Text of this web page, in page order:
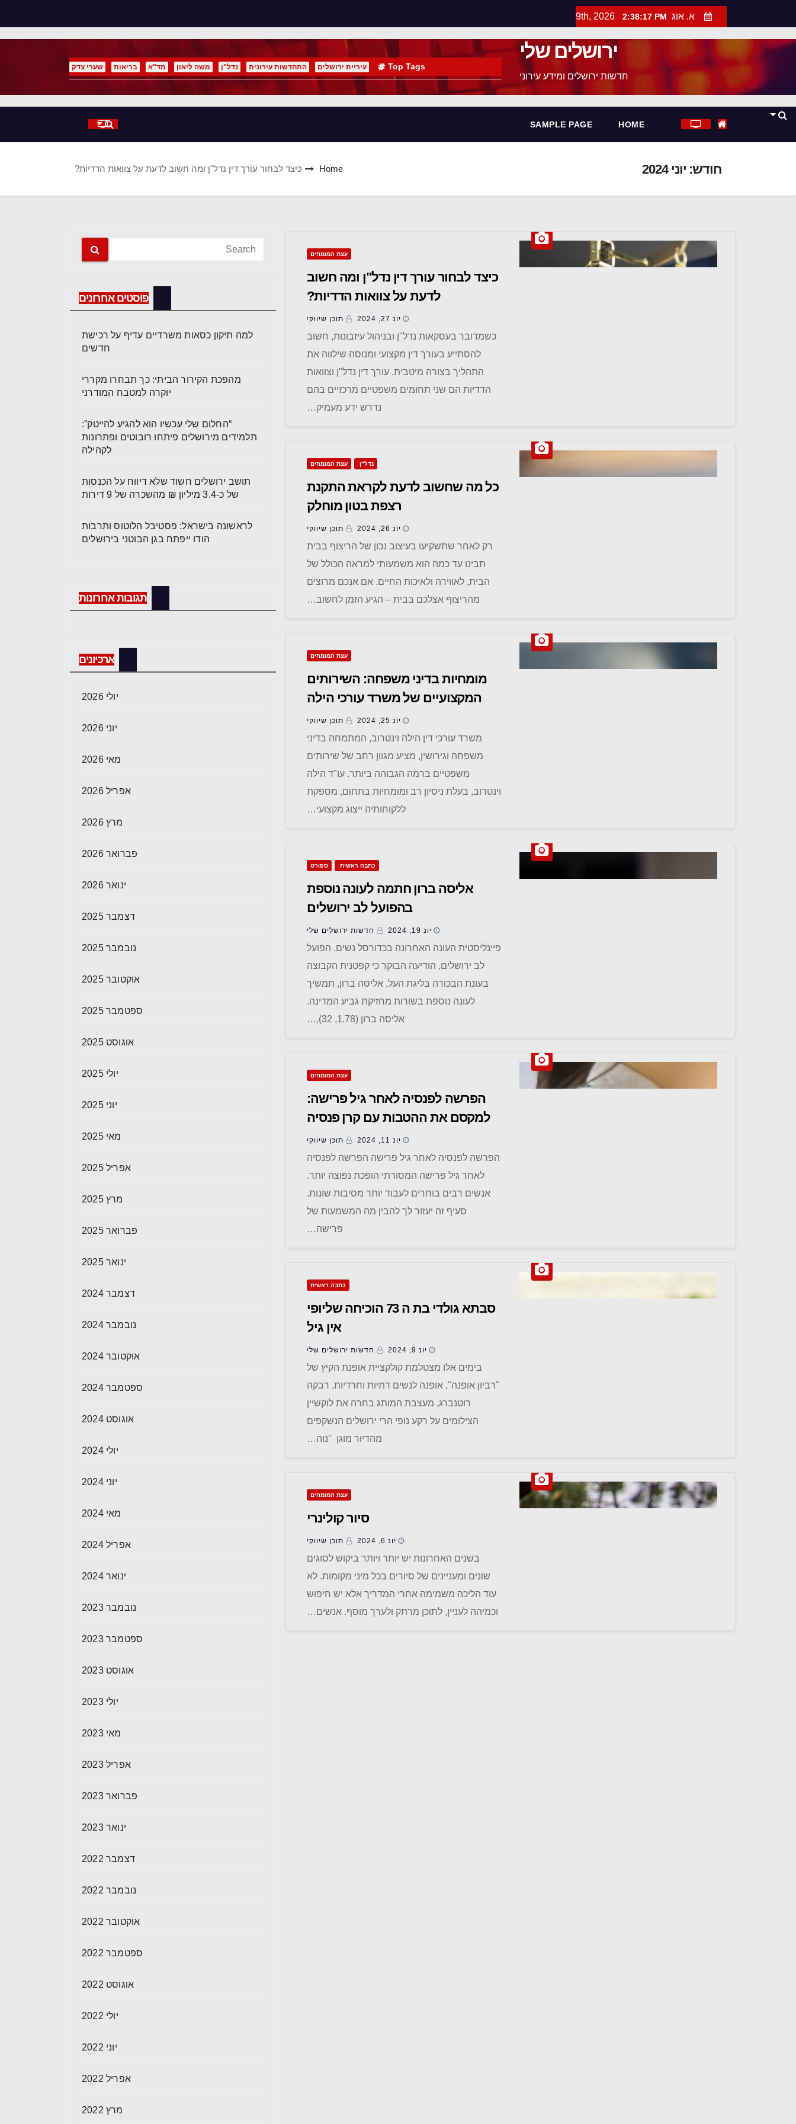
א. אוג 9th, 2026 2:38:18 PM
ירושלים שלי
חדשות ירושלים ומידע עירוני
Top Tags עיריית ירושלים התחדשות עירונית נדל"ן משה ליאון מד"א בריאות שערי צדק
HOME
SAMPLE PAGE
חודש: יוני 2024 Home כיצד לבחור עורך דין נדל"ן ומה חשוב לדעת על צוואות הדדיות?
עצת המומחים
כיצד לבחור עורך דין נדל"ן ומה חשוב
לדעת על צוואות הדדיות?
יונ 27, 2024 תוכן שיווקי
כשמדובר בעסקאות נדל"ן ובניהול עיזבונות, חשוב
להסתייע בעורך דין מקצועי ומנוסה שילווה את
התהליך בצורה מיטבית. עורך דין נדל"ן וצוואות
הדדיות הם שני תחומים משפטיים מרכזיים בהם
נדרש ידע מעמיק…
נדל"ן עצת המומחים
כל מה שחשוב לדעת לקראת התקנת
רצפת בטון מוחלק
יונ 26, 2024 תוכן שיווקי
רק לאחר שתשקיעו בעיצוב נכון של הריצוף בבית
תבינו עד כמה הוא משמעותי למראה הכולל של
הבית, לאווירה ולאיכות החיים. אם אנכם מרוצים
מהריצוף אצלכם בבית – הגיע הזמן לחשוב…
עצת המומחים
מומחיות בדיני משפחה: השירותים
המקצועיים של משרד עורכי הילה
וינטרוב
יונ 25, 2024 תוכן שיווקי
משרד עורכי דין הילה וינטרוב, המתמחה בדיני
משפחה וגירושין, מציע מגוון רחב של שירותים
משפטיים ברמה הגבוהה ביותר. עו"ד הילה
וינטרוב, בעלת ניסיון רב ומומחיות בתחום, מספקת
ללקוחותיה ייצוג מקצועי…
כתבה ראשית ספורט
אליסה ברון חתמה לעונה נוספת
בהפועל לב ירושלים
יונ 19, 2024 חדשות ‫ירושלים שלי
פיינליסטית העונה האחרונה בכדורסל נשים, הפועל
לב ירושלים, הודיעה הבוקר כי קפטנית הקבוצה
בעונת הבכורה בליגת העל, אליסה ברון, תמשיך
לעונה נוספת בשורות מחזיקת גביע המדינה.
אליסה ברון (1.78, 32),…
עצת המומחים
הפרשה לפנסיה לאחר גיל פרישה:
למקסם את ההטבות עם קרן פנסיה
ישנה
יונ 11, 2024 תוכן שיווקי
הפרשה לפנסיה לאחר גיל פרישה הפרשה לפנסיה
לאחר גיל פרישה המסורתי הופכת נפוצה יותר.
אנשים רבים בוחרים לעבוד יותר מסיבות שונות.
סעיף זה יעזור לך להבין מה המשמעות של
פרישה…
כתבה ראשית
סבתא גולדי בת ה 73 הוכיחה שליופי
אין גיל
יונ 9, 2024 חדשות ‫ירושלים שלי
בימים אלו מצטלמת קולקציית אופנת הקיץ של
"רביון אופנה", אופנה לנשים דתיות וחרדיות. רבקה
רוטנברג, מעצבת המותג בחרה את לוקשיין
הצילומים על רקע נופי הרי ירושלים הנשקפים
מהדיור מוגן "נוה…
עצת המומחים
סיור קולינרי
יונ 6, 2024 תוכן שיווקי
בשנים האחרונות יש יותר ויותר ביקוש לסוגים
שונים ומעניינים של סיורים בכל מיני מקומות. לא
עוד הליכה משמימה אחרי המדריך אלא יש חיפוש
וכמיהה לעניין, לתוכן מרתק ולערך מוסף. אנשים…
פוסטים אחרונים
למה תיקון כסאות משרדיים עדיף על רכישת
חדשים
מהפכת הקירור הביתי: כך תבחרו מקררי
יוקרה למטבח המודרני
“החלום שלי עכשיו הוא להגיע להייטק”:
תלמידים מירושלים פיתחו רובוטים ופתרונות
לקהילה
תושב ירושלים חשוד שלא דיווח על הכנסות
של כ-3.4 מיליון ₪ מהשכרה של 9 דירות
לראשונה בישראל: פסטיבל הלוטוס ותרבות
הודו ייפתח בגן הבוטני בירושלים
תגובות אחרונות
ארכיונים
יולי 2026
יוני 2026
מאי 2026
אפריל 2026
מרץ 2026
פברואר 2026
ינואר 2026
דצמבר 2025
נובמבר 2025
אוקטובר 2025
ספטמבר 2025
אוגוסט 2025
יולי 2025
יוני 2025
מאי 2025
אפריל 2025
מרץ 2025
פברואר 2025
ינואר 2025
דצמבר 2024
נובמבר 2024
אוקטובר 2024
ספטמבר 2024
אוגוסט 2024
יולי 2024
יוני 2024
מאי 2024
אפריל 2024
ינואר 2024
נובמבר 2023
ספטמבר 2023
אוגוסט 2023
יולי 2023
מאי 2023
אפריל 2023
פברואר 2023
ינואר 2023
דצמבר 2022
נובמבר 2022
אוקטובר 2022
ספטמבר 2022
אוגוסט 2022
יולי 2022
יוני 2022
אפריל 2022
מרץ 2022